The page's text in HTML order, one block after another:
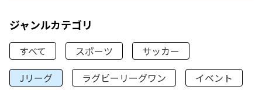
ジャンルカテゴリ
すべて スポーツ
サッカー
Jリーグ
ラグビーリーグワン
イベント